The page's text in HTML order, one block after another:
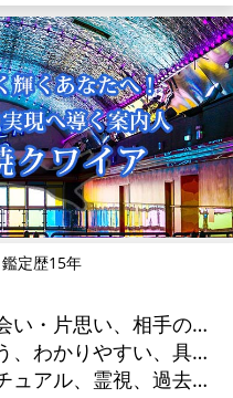
鑑定歴15年
恋愛成就、出会い・片思い、相手の気持ち、相性、結婚、男心・女心、二人の今後、複雑な恋愛、三角関係、略奪愛、浮気、不倫、離婚、人間関係、職場の人間関係、対人関係、仕事運、適職、天職、転職、進路、就職、人生全般、使命、人事、開業、廃業、夢、目標、ビジネスチャンス、ビジネスパートナー、家族関係、夫婦関係、家庭問題、夫婦問題、精神問題、ストレス、人生相談、ご先祖様、守護霊様、お墓参り、魂の本質、前世、来世、ペットの気持ち、引越し・転居、方位、健康運、金運
はっきり言う、わかりやすい、具体的、納得感、情報量が多い、友達のように相談できる、聞き上手、とても話しやすい、じっくり聞いてくれる、愛にあふれ温かい、勇気をくれる、前向き・元気になれる、実力派
霊感・スピリチュアル、霊視、過去視、前世・来世、オーラ、ソウルメイト、ペットの気持ち、タロット、オラクルカード、姓名判断、四柱推命、占星術、数秘術、カラー診断、陰陽五行、人相(顔相)、カウンセリング、オリジナル占術